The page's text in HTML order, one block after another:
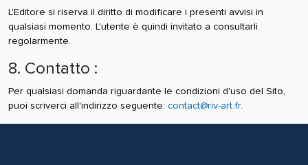
L'Editore si riserva il diritto di modificare i presenti avvisi in
qualsiasi momento. L'utente è quindi invitato a consultarli
regolarmente.
8. Contatto :
Per qualsiasi domanda riguardante le condizioni d'uso del Sito,
puoi scriverci all'indirizzo seguente: contact@riv-art.fr.